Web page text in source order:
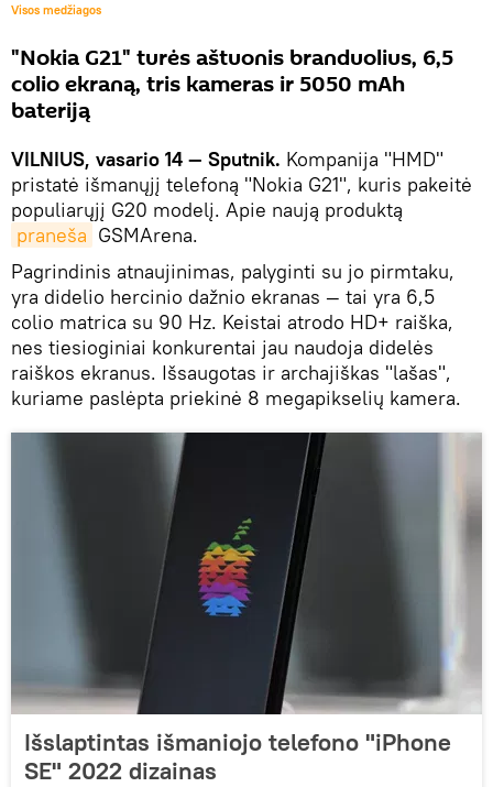
Visos medžiagos
"Nokia G21" turės aštuonis branduolius, 6,5
colio ekraną, tris kameras ir 5050 mAh
bateriją
VILNIUS, vasario 14 — Sputnik. Kompanija "HMD"
pristatė išmanųjį telefoną "Nokia G21", kuris pakeitė
populiarųjį G20 modelį. Apie naują produktą
praneša GSMArena.
Pagrindinis atnaujinimas, palyginti su jo pirmtaku,
yra didelio hercinio dažnio ekranas — tai yra 6,5 ​​
colio matrica su 90 Hz. Keistai atrodo HD+ raiška,
nes tiesioginiai konkurentai jau naudoja didelės
raiškos ekranus. Išsaugotas ir archajiškas "lašas",
kuriame paslėpta priekinė 8 megapikselių kamera.
Išslaptintas išmaniojo telefono "iPhone
SE" 2022 dizainas